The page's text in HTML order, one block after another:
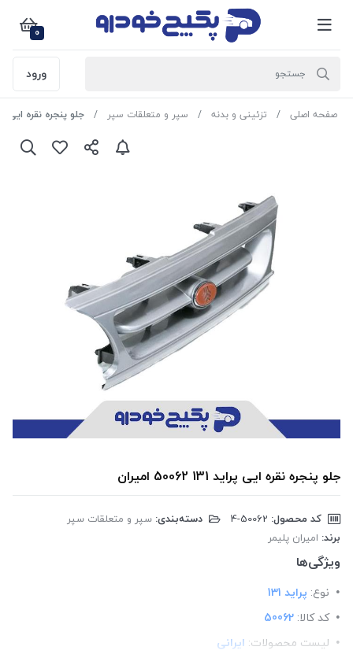
0
ورود
صفحه اصلی تزئینی و بدنه سپر و متعلقات سپر جلو پنجره نقره ایی پراید 131
جلو پنجره نقره ایی پراید 131 50062 امیران
کد محصول: دسته‌بندی: سپر و متعلقات سپر
برند: امیران پلیمر
ویژگی‌ها
نوع: پراید 131
کد کالا: 50062
لیست محصولات: ایرانی